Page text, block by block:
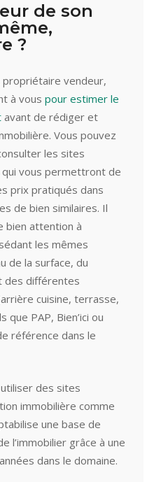
de son
?
vendeur,
à vous pour estimer le
avant de rédiger et
Vous pouvez
les sites
qui vous permettront de
prix pratiqués dans
de bien similaires. Il
bien attention à
les mêmes
de la surface, du
des différentes
cuisine, terrasse,
que PAP, Bien’ici ou
référence dans le
des sites
immobilière comme
une base de
l’immobilier grâce à une
dans le domaine.